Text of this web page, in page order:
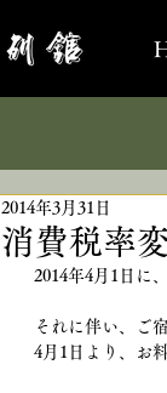
消費税率
2014年3月31日
2014年4月1日に
それに伴い、ご
4月1日より、お